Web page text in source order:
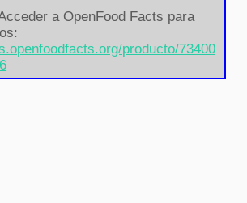
a OpenFood Facts para
producto/73400